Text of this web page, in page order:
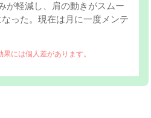
が軽減し、肩の動きがスムー
った。現在は月に一度メンテ
には個人差があります。